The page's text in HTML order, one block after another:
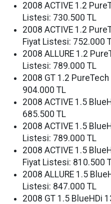
2008 ACTIVE 1.2
Listesi: 730.500 TL
2008 ACTIVE 1.2
Fiyat Listesi: 752.000
2008 ALLURE 1.2
Listesi: 789.000 TL
2008 GT 1.2
904.000 TL
2008 ACTIVE 1.5
685.500 TL
2008 ACTIVE 1.5
Listesi: 789.000 TL
2008 ACTIVE 1.5
Fiyat Listesi: 810.500
2008 ALLURE 1.5
Listesi: 847.000 TL
2008 GT 1.5 BlueHDi